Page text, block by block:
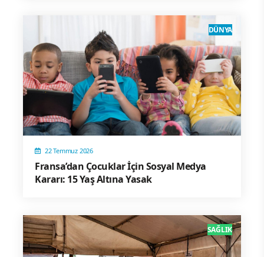
22 Temmuz 2026
Fransa’dan Çocuklar İçin Sosyal Medya
Kararı: 15 Yaş Altına Yasak
DÜNYA
SAĞLIK